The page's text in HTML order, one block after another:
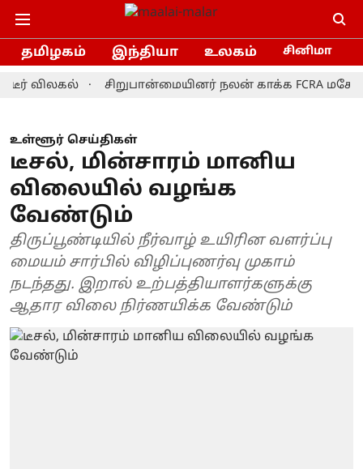
தமிழகம் இந்தியா உலகம் சினிமா
சிறுபான்மையினர் நலன் காக்க FCRA
உள்ளூர் செய்திகள்
டீசல், மின்சாரம் மானிய
விலையில் வழங்க
வேண்டும்
திருப்பூண்டியில் நீர்வாழ் உயிரின வளர்ப்பு
மையம் சார்பில் விழிப்புணர்வு முகாம்
நடந்தது. இறால் உற்பத்தியாளர்களுக்கு
ஆதார விலை நிர்ணயிக்க வேண்டும்